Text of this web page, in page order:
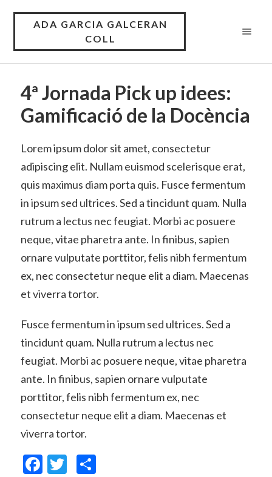
ADA GARCIA GALCERAN
COLL
4ª Jornada Pick up idees:
Gamificació de la Docència
Lorem ipsum dolor sit amet, consectetur
adipiscing elit. Nullam euismod scelerisque erat,
quis maximus diam porta quis. Fusce fermentum
in ipsum sed ultrices. Sed a tincidunt quam. Nulla
rutrum a lectus nec feugiat. Morbi ac posuere
neque, vitae pharetra ante. In finibus, sapien
ornare vulputate porttitor, felis nibh fermentum
ex, nec consectetur neque elit a diam. Maecenas
et viverra tortor.
Fusce fermentum in ipsum sed ultrices. Sed a
tincidunt quam. Nulla rutrum a lectus nec
feugiat. Morbi ac posuere neque, vitae pharetra
ante. In finibus, sapien ornare vulputate
porttitor, felis nibh fermentum ex, nec
consectetur neque elit a diam. Maecenas et
viverra tortor.
Facebook
TwitterComparteix